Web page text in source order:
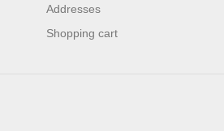
Addresses
Shopping cart